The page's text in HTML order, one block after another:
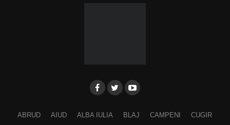
Georgiana Petrescu
Georgiana Pavelescu
ABRUD AIUD ALBA IULIA BLAJ CAMPENI
CUGIR